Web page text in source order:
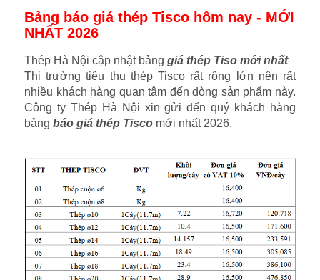
Bảng báo giá thép Tisco hôm nay - MỚI
NHẤT 2026
Thép Hà Nội cập nhật bảng giá thép Tiso mới nhất
Thị trường tiêu thụ thép Tisco rất rộng lớn nên rất
nhiều khách hàng quan tâm đến dòng sản phẩm này.
Công ty Thép Hà Nội xin gửi đến quý khách hàng
bảng báo giá thép Tisco mới nhất 2026.